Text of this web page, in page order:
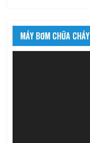
MÁY BƠM CHỮA CHÁY